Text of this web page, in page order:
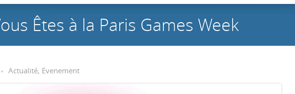
Êtes à la Paris Games Week
Actualité, Evenement